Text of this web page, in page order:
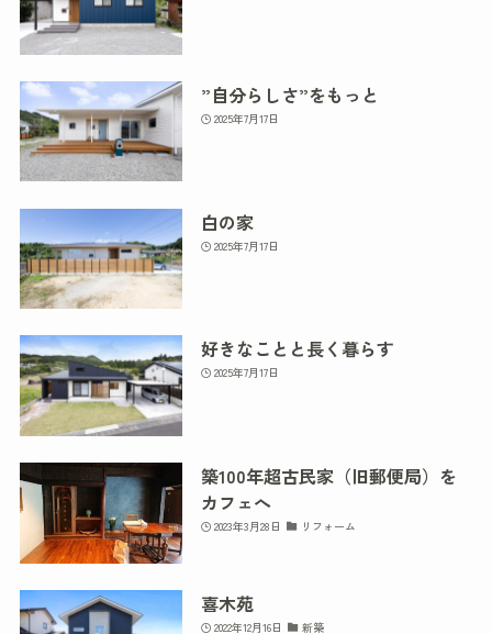
”自分らしさ”をもっと
2025年7月17日
白の家
2025年7月17日
好きなことと長く暮らす
2025年7月17日
築100年超古民家（旧郵便局）を
カフェへ
2023年3月28日 リフォーム
喜木苑
2022年12月16日 新築